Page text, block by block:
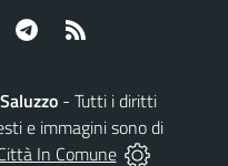
Facebook Telegram
- Tutti i diritti
e immagini sono di
In Comune